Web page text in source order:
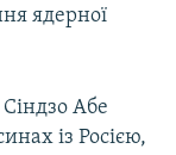
ядерної
Абе
із Росією,